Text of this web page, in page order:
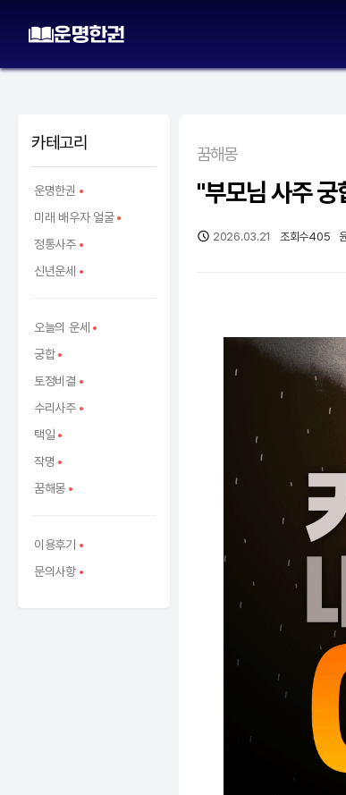
카테고리
운명한권
미래 배우자 얼굴
정통사주
신년운세
오늘의 운세
궁합
토정비결
수리사주
택일
작명
꿈해몽
이용후기
문의사항
꿈해몽
"부모님 사주
2026.03.21 조회수405